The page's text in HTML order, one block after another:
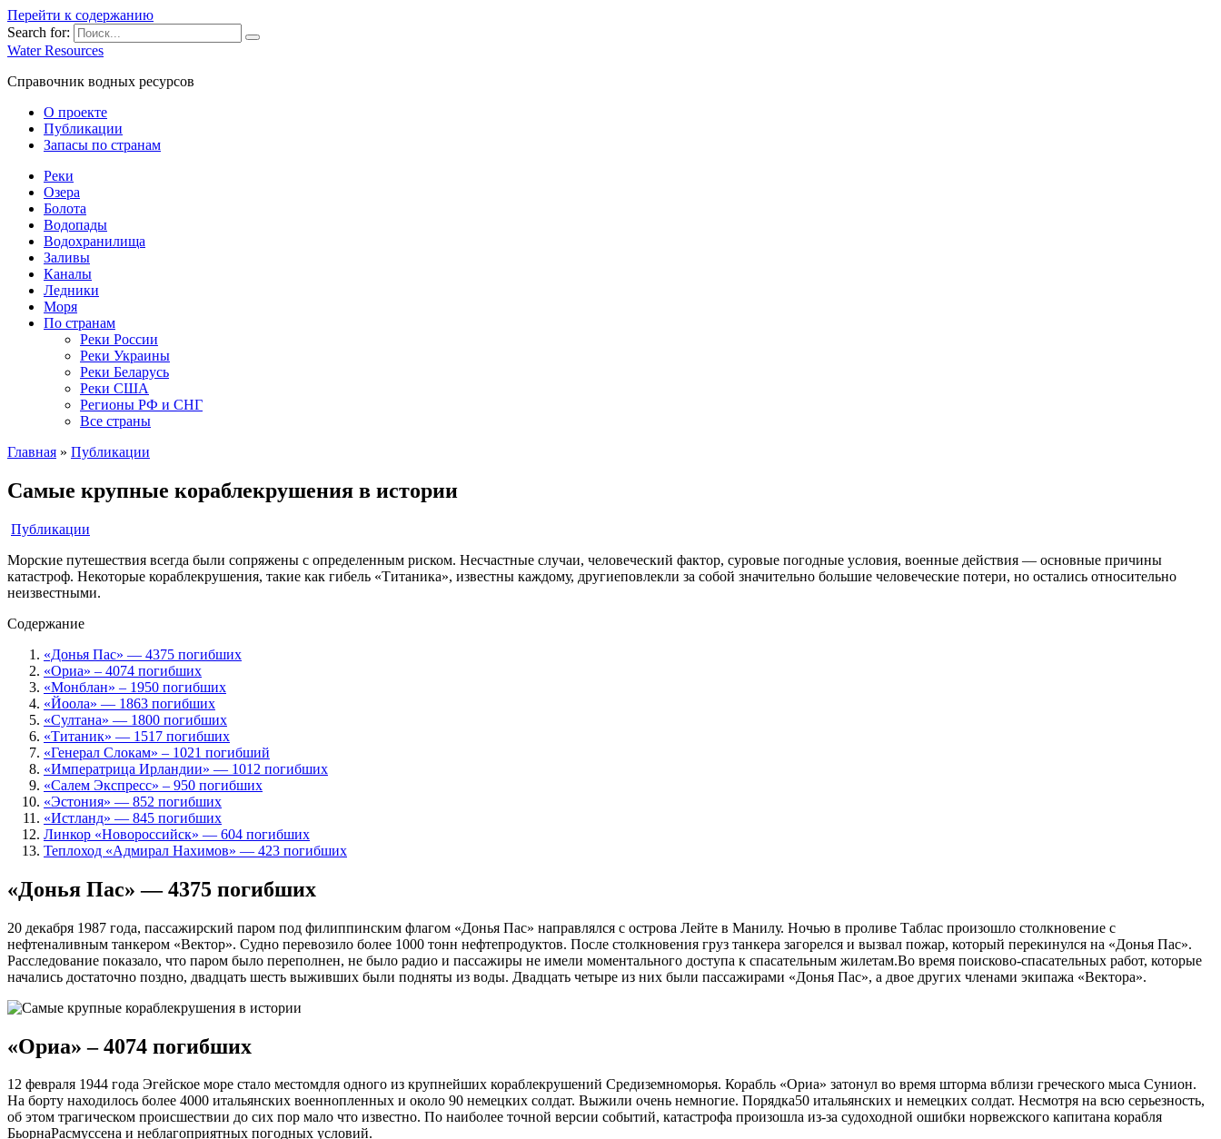
Перейти к содержанию
Search for:
Water Resources
Справочник водных ресурсов
О проекте
Публикации
Запасы по странам
Реки
Озера
Болота
Водопады
Водохранилища
Заливы
Каналы
Ледники
Моря
По странам
Реки России
Реки Украины
Реки Беларусь
Реки США
Регионы РФ и СНГ
Все страны
Главная » Публикации
Самые крупные кораблекрушения в истории
Публикации
Морские путешествия всегда были сопряжены с определенным риском. Несчастные случаи, человеческий фактор, суровые погодные условия, военные действия — основные причины
катастроф. Некоторые кораблекрушения, такие как гибель «Титаника», известны каждому, другиеповлекли за собой значительно большие человеческие потери, но остались относительно
неизвестными.
Содержание
«Донья Пас» — 4375 погибших
«Ориа» – 4074 погибших
«Монблан» – 1950 погибших
«Йоола» — 1863 погибших
«Султана» — 1800 погибших
«Титаник» — 1517 погибших
«Генерал Слокам» – 1021 погибший
«Императрица Ирландии» — 1012 погибших
«Салем Экспресс» – 950 погибших
«Эстония» — 852 погибших
«Истланд» — 845 погибших
Линкор «Новороссийск» — 604 погибших
Теплоход «Адмирал Нахимов» — 423 погибших
«Донья Пас» — 4375 погибших
20 декабря 1987 года, пассажирский паром под филиппинским флагом «Донья Пас» направлялся с острова Лейте в Манилу. Ночью в проливе Таблас произошло столкновение с
нефтеналивным танкером «Вектор». Судно перевозило более 1000 тонн нефтепродуктов. После столкновения груз танкера загорелся и вызвал пожар, который перекинулся на «Донья Пас».
Расследование показало, что паром было переполнен, не было радио и пассажиры не имели моментального доступа к спасательным жилетам.Во время поисково-спасательных работ, которые
начались достаточно поздно, двадцать шесть выживших были подняты из воды. Двадцать четыре из них были пассажирами «Донья Пас», а двое других членами экипажа «Вектора».
«Ориа» – 4074 погибших
12 февраля 1944 года Эгейское море стало местомдля одного из крупнейших кораблекрушений Средиземноморья. Корабль «Ориа» затонул во время шторма вблизи греческого мыса Сунион.
На борту находилось более 4000 итальянских военнопленных и около 90 немецких солдат. Выжили очень немногие. Порядка50 итальянских и немецких солдат. Несмотря на всю серьезность,
об этом трагическом происшествии до сих пор мало что известно. По наиболее точной версии событий, катастрофа произошла из-за судоходной ошибки норвежского капитана корабля
БьорнаРасмуссена и неблагоприятных погодных условий.